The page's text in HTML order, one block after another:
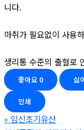
니다.
마취가 필요없이 사용
생리통 수준의 출혈로
좋아요 0 싫
인쇄
« 임신초기유산